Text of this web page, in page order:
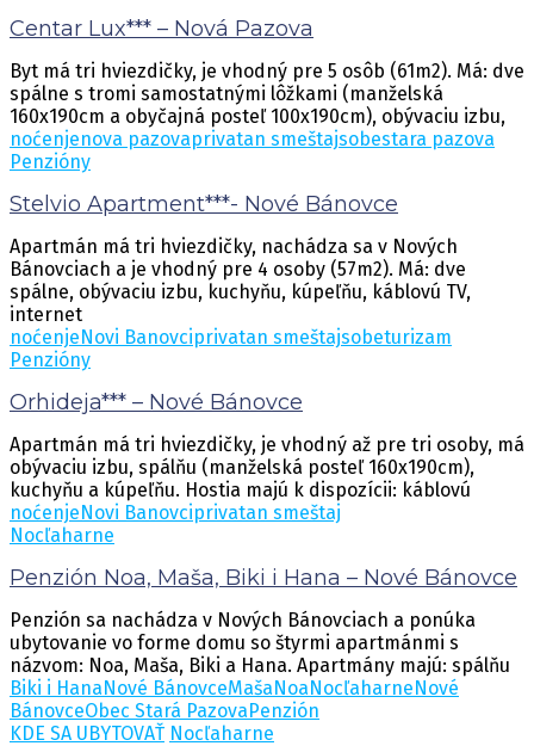
Centar Lux*** – Nová Pazova
Byt má tri hviezdičky, je vhodný pre 5 osôb (61m2). Má: dve
spálne s tromi samostatnými lôžkami (manželská
160x190cm a obyčajná posteľ 100x190cm), obývaciu izbu,
noćenjenova pazovaprivatan smeštajsobestara pazova
Penzióny
Stelvio Apartment***- Nové Bánovce
Apartmán má tri hviezdičky, nachádza sa v Nových
Bánovciach a je vhodný pre 4 osoby (57m2). Má: dve
spálne, obývaciu izbu, kuchyňu, kúpeľňu, káblovú TV,
internet
noćenjeNovi Banovciprivatan smeštajsobeturizam
Penzióny
Orhideja*** – Nové Bánovce
Apartmán má tri hviezdičky, je vhodný až pre tri osoby, má
obývaciu izbu, spálňu (manželská posteľ 160x190cm),
kuchyňu a kúpeľňu. Hostia majú k dispozícii: káblovú
noćenjeNovi Banovciprivatan smeštaj
Nocľaharne
Penzión Noa, Maša, Biki i Hana – Nové Bánovce
Penzión sa nachádza v Nových Bánovciach a ponúka
ubytovanie vo forme domu so štyrmi apartmánmi s
názvom: Noa, Maša, Biki a Hana. Apartmány majú: spálňu
Biki i HanaNové BánovceMašaNoaNocľaharneNové
BánovceObec Stará PazovaPenzión
KDE SA UBYTOVAŤ Nocľaharne